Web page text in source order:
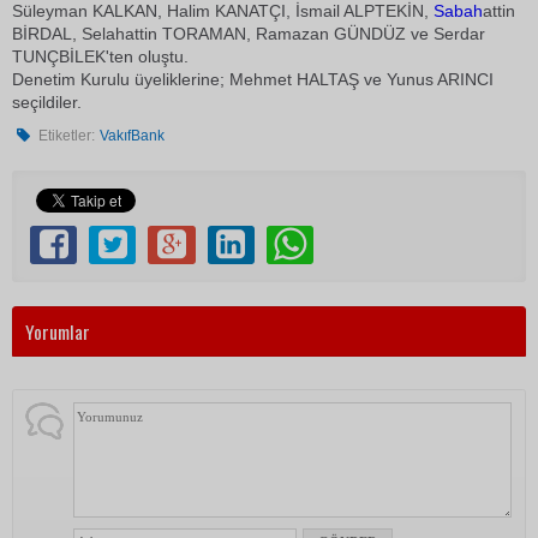
Süleyman KALKAN, Halim KANATÇI, İsmail ALPTEKİN, Sabahattin
BİRDAL, Selahattin TORAMAN, Ramazan GÜNDÜZ ve Serdar
TUNÇBİLEK'ten oluştu.
Denetim Kurulu üyeliklerine; Mehmet HALTAŞ ve Yunus ARINCI
seçildiler.
Etiketler: VakıfBank
Yorumlar